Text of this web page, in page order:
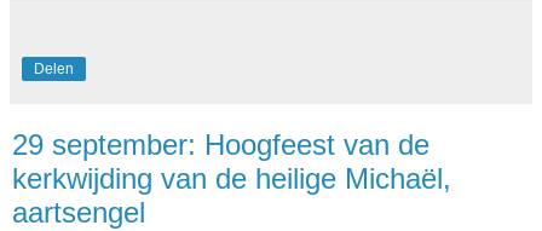
Delen
29 september: Hoogfeest van de
kerkwijding van de heilige Michaël,
aartsengel